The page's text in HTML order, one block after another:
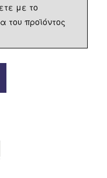
με το
του προϊόντος